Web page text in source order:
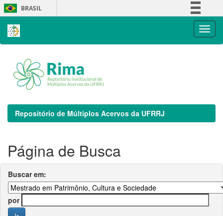
Skip
navigation
BRASIL
Repositório de Múltiplos Acervos da UFRRJ
Página de Busca
Buscar em:
por